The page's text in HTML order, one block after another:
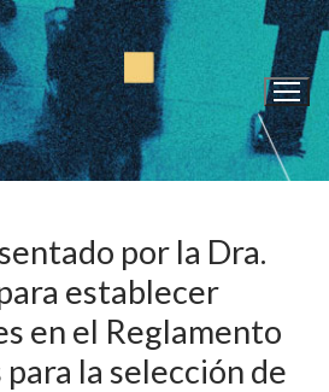
por la Dra.
establecer
en el Reglamento
la selección de